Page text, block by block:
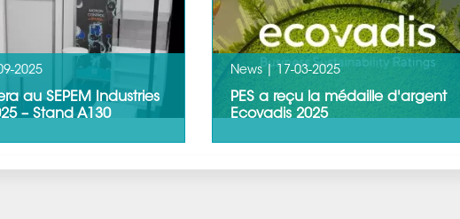
LIRE LA SUITE
LIRE LA SUITE
2025
au SEPEM Industries
– Stand A130
– Stand A130Product
News | 17-03-2025
PES a reçu la médaille d'argent
Ecovadis 2025
récompensée par la médaille